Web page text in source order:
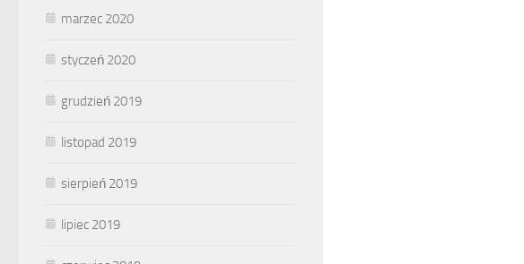
marzec 2020
styczeń 2020
grudzień 2019
listopad 2019
sierpień 2019
lipiec 2019